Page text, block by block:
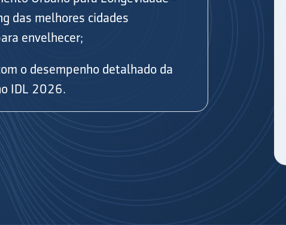
das melhores cidades
envelhecer;
o desempenho detalhado da
IDL 2026.